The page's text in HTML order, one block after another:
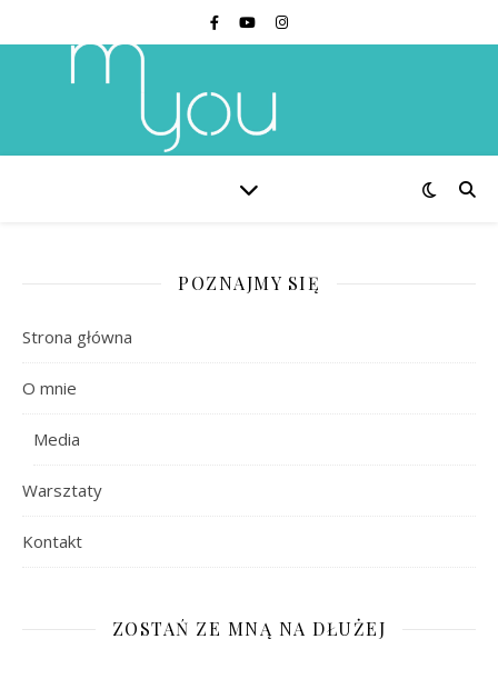
POZNAJMY SIĘ
Strona główna
O mnie
Media
Warsztaty
Kontakt
ZOSTAŃ ZE MNĄ NA DŁUŻEJ